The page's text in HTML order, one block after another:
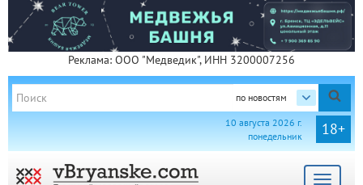
Реклама: ООО "Медведик", ИНН 3200007256
по новостям
18+
10 августа 2026 г.
понедельник
Toggle